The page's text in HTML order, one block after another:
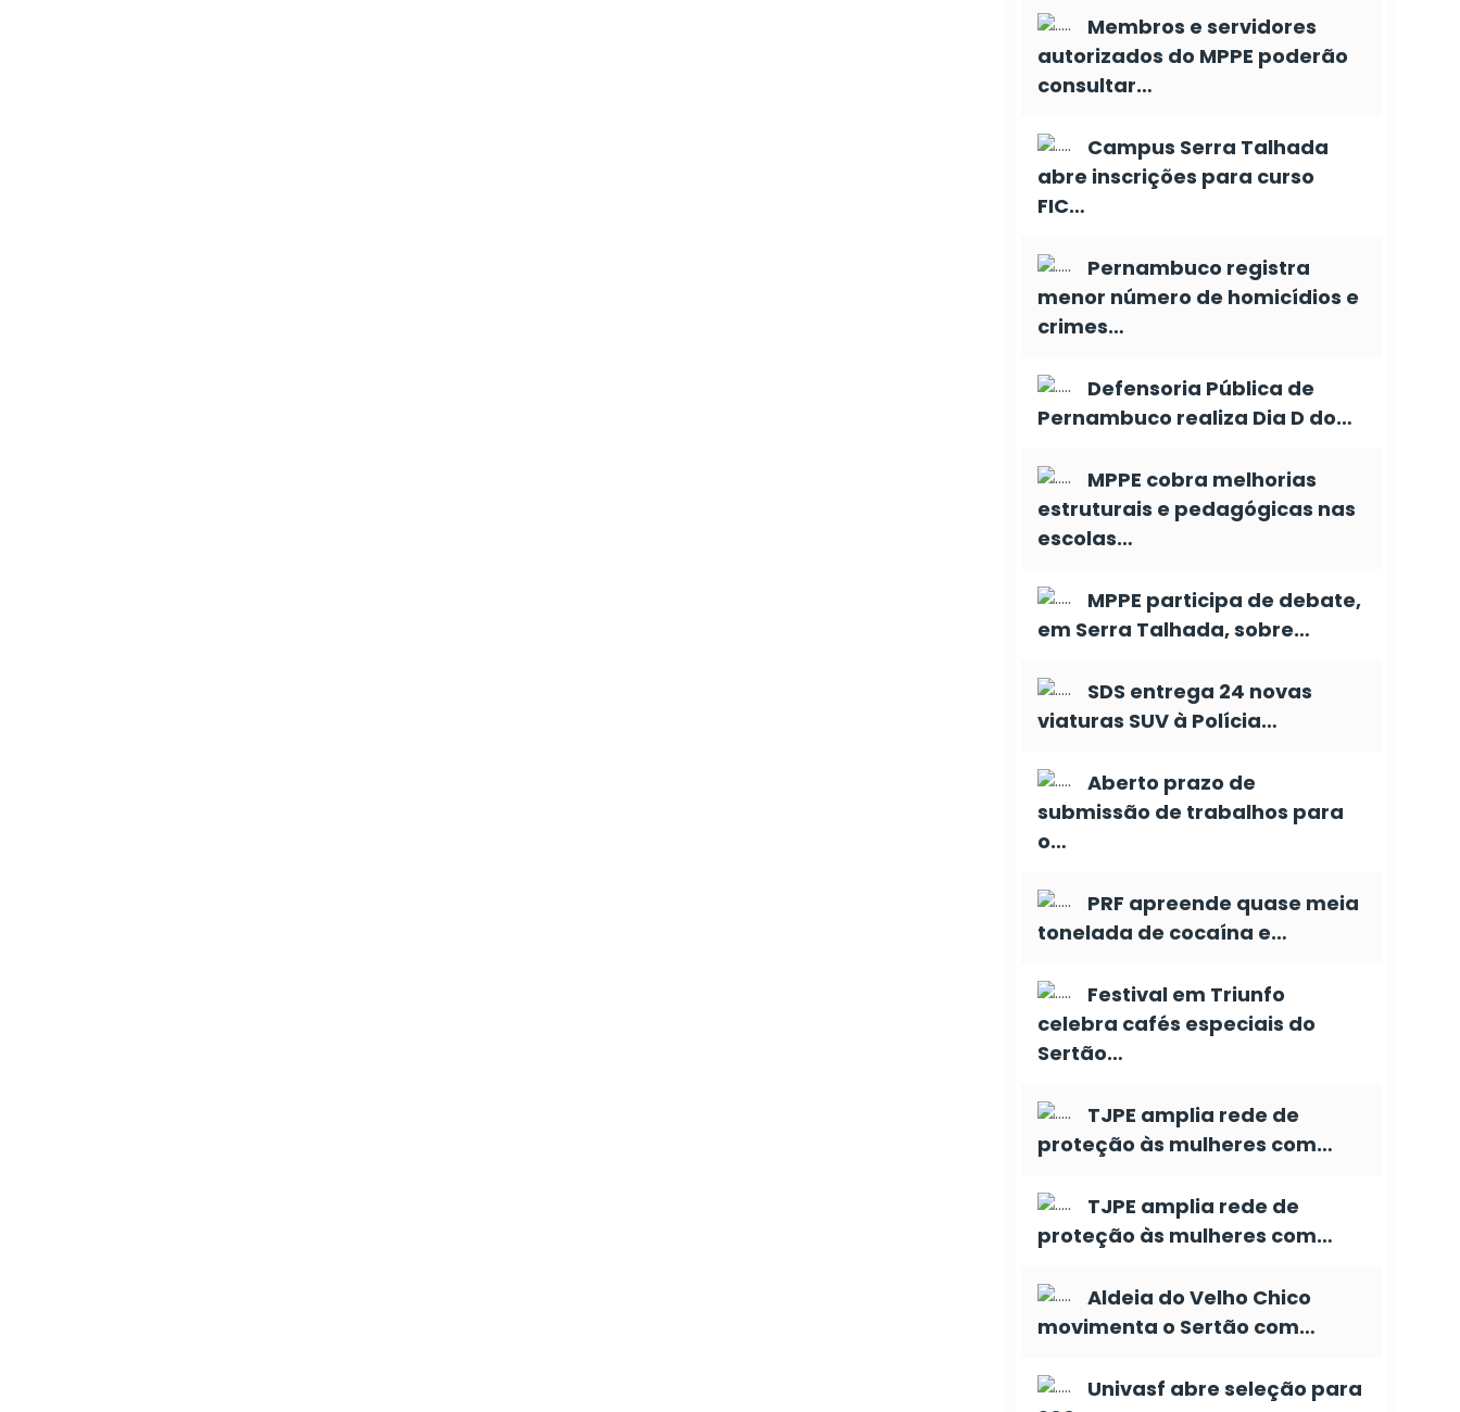
Membros e servidores
autorizados do MPPE poderão
consultar…
Campus Serra Talhada
abre inscrições para curso
FIC…
Pernambuco registra
menor número de homicídios e
crimes…
Defensoria Pública de
Pernambuco realiza Dia D do…
MPPE cobra melhorias
estruturais e pedagógicas nas
escolas…
MPPE participa de debate,
em Serra Talhada, sobre…
SDS entrega 24 novas
viaturas SUV à Polícia…
Aberto prazo de
submissão de trabalhos para
o…
PRF apreende quase meia
tonelada de cocaína e…
Festival em Triunfo
celebra cafés especiais do
Sertão…
TJPE amplia rede de
proteção às mulheres com…
TJPE amplia rede de
proteção às mulheres com…
Aldeia do Velho Chico
movimenta o Sertão com…
Univasf abre seleção para